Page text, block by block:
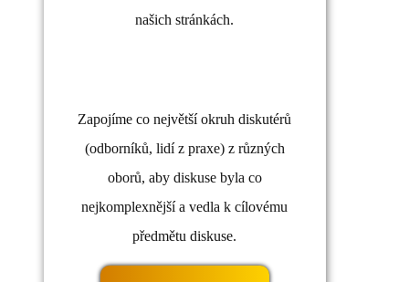
našich stránkách.
Zapojíme co největší okruh diskutérů
(odborníků, lidí z praxe) z různých
oborů, aby diskuse byla co
nejkomplexnější a vedla k cílovému
předmětu diskuse.